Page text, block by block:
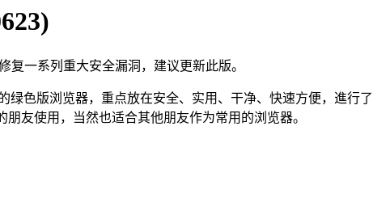
复一系列重大安全漏洞，建议更新此版。
绿色版浏览器，重点放在安全、实用、干净、快速方便，進行了
友使用，当然也适合其他朋友作为常用的浏览器。